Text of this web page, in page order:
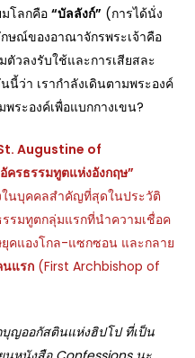
โลกคือ“บัลลังก์” (การได้นั่ง
ษณ์ของอาณาจักรพระเจ้าคือ
ตัวลงรับใช้และการเสียสละ
นี้ว่า เรากำลังเดินตามพระองค์
ระองค์เพื่อแบกกางเขน?
Augustine of
ครธรรมทูตแห่งอังกฤษ”
นบุคคลสำคัญที่สุดในประวัติ
รมทูตกลุ่มแรกที่นำความเชื่อค
คแองโกล-แซกซอน และกลาย
นแรก (First Archbishop of
ญออกัสตินแห่งฮิปโป ที่เป็น